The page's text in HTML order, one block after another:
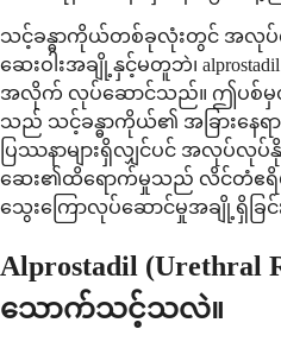
သင့်ခန္ဓာကိုယ်တစ်ခုလုံးတွင် အလုပ်လုပ်
ဆေးဝါးအချို့နှင့်မတူဘဲ၊
အလိုက် လုပ်ဆောင်သည်။ ဤပစ်မှ
သည် သင့်ခန္ဓာကိုယ်၏ အခြားနေရ
ပြဿနာများရှိလျှင်ပင် အလုပ်
ဆေး၏ထိရောက်မှုသည် လိင်တံဧရိယ
သွေးကြောလုပ်ဆောင်မှုအချို့ရှိခ
Alprostadil
သောက်သင့်သလဲ။